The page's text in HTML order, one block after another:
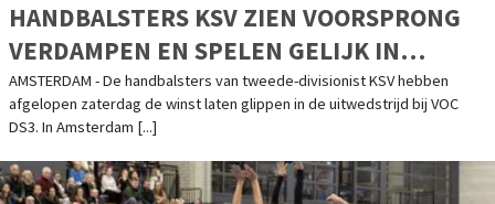
HANDBALSTERS KSV ZIEN VOORSPRONG
VERDAMPEN EN SPELEN GELIJK IN
AMSTERDAM
AMSTERDAM - De handbalsters van tweede-divisionist KSV hebben
afgelopen zaterdag de winst laten glippen in de uitwedstrijd bij VOC
DS3. In Amsterdam [...]